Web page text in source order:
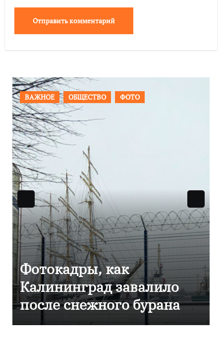
ПРОИСШЕСТВИЯ ФОТО
Фоторепортаж как в
Калининграде
эвакуировали ТЦ из-за
сообщения о